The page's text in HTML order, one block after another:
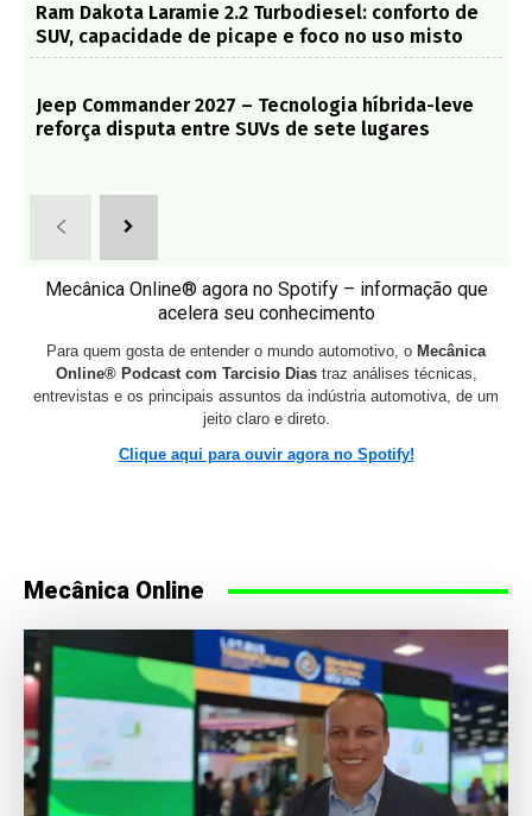
Ram Dakota Laramie 2.2 Turbodiesel: conforto de
SUV, capacidade de picape e foco no uso misto
Jeep Commander 2027 – Tecnologia híbrida-leve
reforça disputa entre SUVs de sete lugares
Mecânica Online® agora no Spotify – informação que
acelera seu conhecimento
Para quem gosta de entender o mundo automotivo, o Mecânica
Online® Podcast com Tarcisio Diastraz análises técnicas,
entrevistas e os principais assuntos da indústria automotiva, de um
jeito claro e direto.
Clique aqui para ouvir agora no Spotify!
Mecânica Online